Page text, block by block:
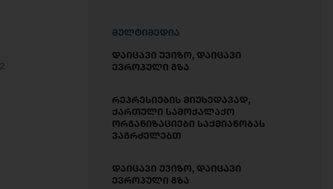
მულტიმედია
დაიცავი უვიზო, დაიცავი
ევროპული გზა
რეპრესიების მიუხედავად,
ქართული სამოქალაქო
ორგანიზაციები საქმიანობას
ვაგრძელებთ
დაიცავი უვიზო, დაიცავი
ევროპული გზა